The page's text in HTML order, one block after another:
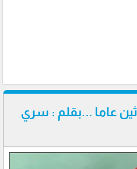
عاما ...بقلم : سري